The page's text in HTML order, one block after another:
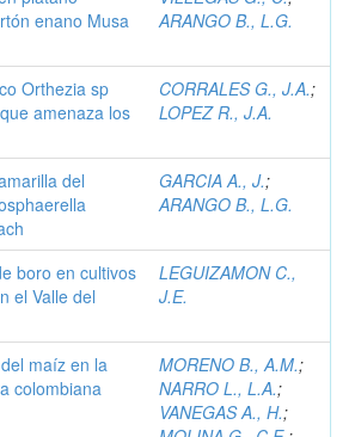
enano Musa
ARANGO B., L.G.
Orthezia sp
amenaza los
CORRALES G., J.A.;
LOPEZ R., J.A.
del
GARCIA A., J.;
ARANGO B., L.G.
boro en cultivos
el Valle del
LEGUIZAMON C.,
J.E.
maíz en la
colombiana
MORENO B., A.M.;
NARRO L., L.A.;
VANEGAS A., H.;